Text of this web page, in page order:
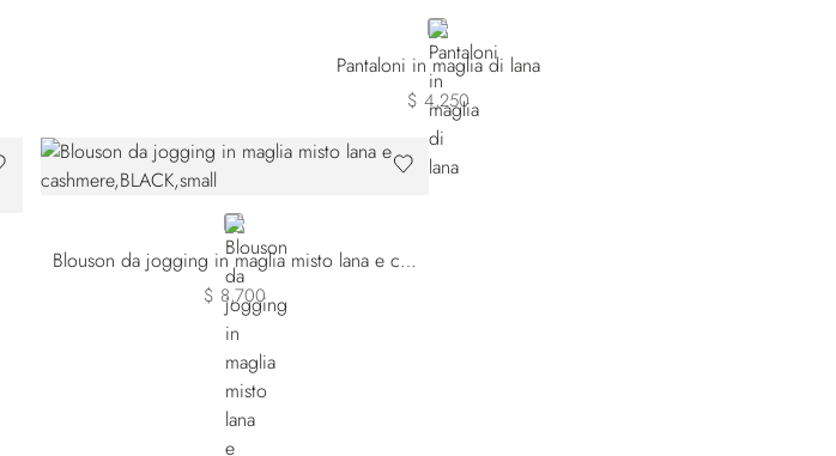
BLUE
Pantaloni in maglia di lana
$ 4,250
BLACK
Blouson da jogging in maglia misto lana e cashmere
$ 8,700